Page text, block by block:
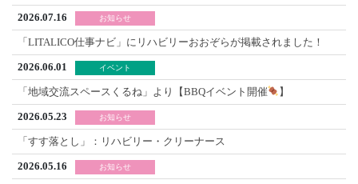
2026.07.16 お知らせ
「LITALICO仕事ナビ」にリハビリーおおぞらが掲載されました！
2026.06.01 イベント
「地域交流スペースくるね」より【BBQイベント開催 】
2026.05.23 お知らせ
「すす落とし」：リハビリー・クリーナース
2026.05.16 お知らせ